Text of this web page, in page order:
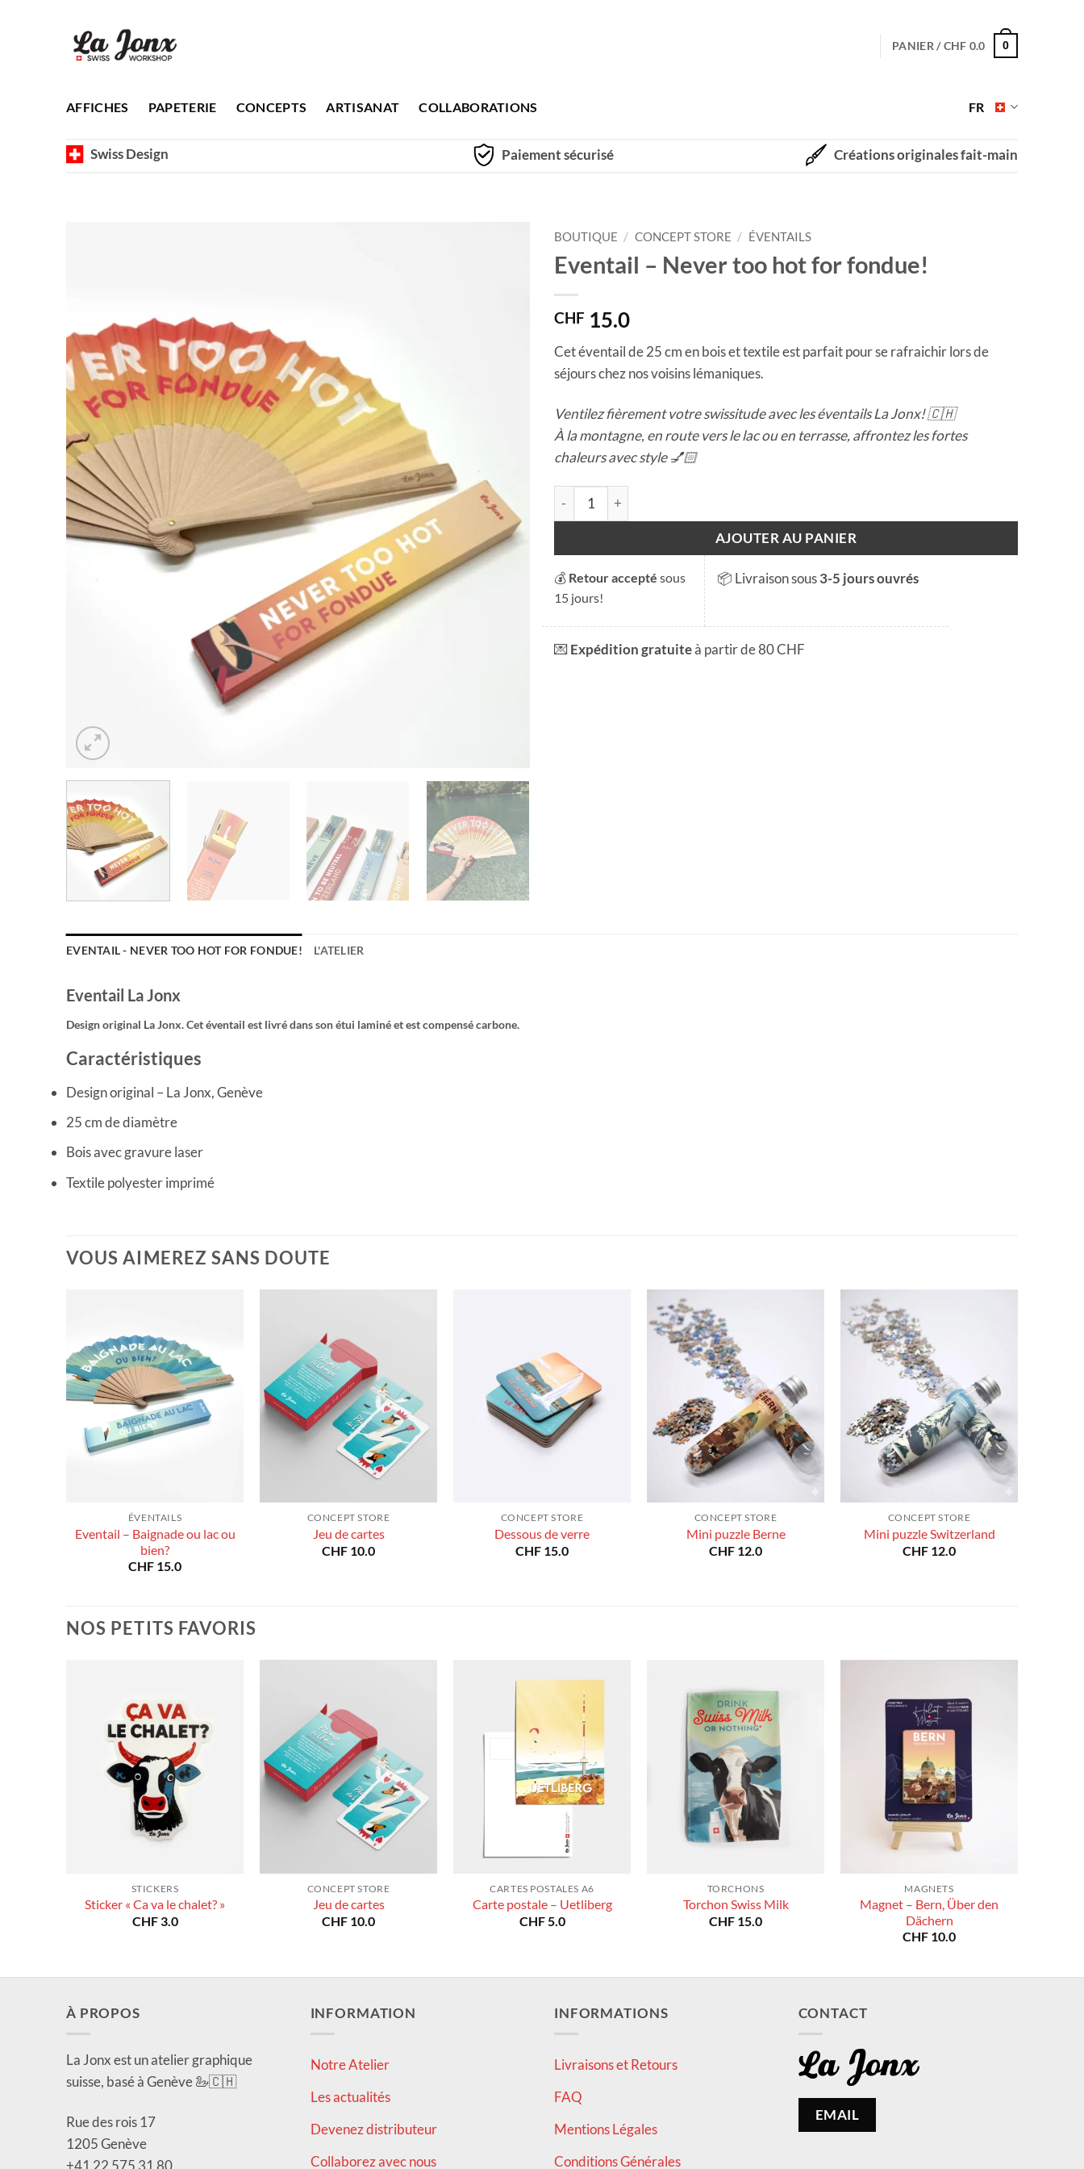
PANIER /CHF 0.0 0
AFFICHES PAPETERIE CONCEPTS ARTISANAT COLLABORATIONS FR
Swiss Design Paiement sécurisé Créations originales fait-main
BOUTIQUE / CONCEPT STORE / ÉVENTAILS
Eventail – Never too hot for fondue!
CHF 15.0
Cet éventail de 25 cm en bois et textile est parfait pour se rafraichir lors de
séjours chez nos voisins lémaniques.
Ventilez fièrement votre swissitude avec les éventails La Jonx! 🇨🇭
À la montagne, en route vers le lac ou en terrasse, affrontez les fortes
chaleurs avec style 💅🏻
quantité de Eventail - Never too hot for fondue!
AJOUTER AU PANIER
💰 Retour accepté sous
15 jours!
📦 Livraison sous3-5 jours ouvrés
💌Expédition gratuiteà partir de 80 CHF
EVENTAIL - NEVER TOO HOT FOR FONDUE! L'ATELIER
Eventail La Jonx
Design original La Jonx. Cet éventail est livré dans son étui laminé et est compensé carbone.
Caractéristiques
Design original – La Jonx, Genève
25 cm de diamètre
Bois avec gravure laser
Textile polyester imprimé
VOUS AIMEREZ SANS DOUTE
ÉVENTAILS
Eventail – Baignade ou lac ou
bien?
CHF 15.0
CONCEPT STORE
Jeu de cartes
CHF 10.0
CONCEPT STORE
Dessous de verre
CHF 15.0
CONCEPT STORE
Mini puzzle Berne
CHF 12.0
CONCEPT STORE
Mini puzzle Switzerland
CHF 12.0
NOS PETITS FAVORIS
STICKERS
Sticker « Ca va le chalet? »
CHF3.0
CONCEPT STORE
Jeu de cartes
CHF 10.0
CARTES POSTALES A6
Carte postale – Uetliberg
CHF5.0
TORCHONS
Torchon Swiss Milk
CHF 15.0
MAGNETS
Magnet – Bern, Über den
Dächern
CHF 10.0
À PROPOS
La Jonx est un atelier graphique
suisse, basé à Genève 🦢🇨🇭
Rue des rois 17
1205 Genève
+41 22 575 31 80
INFORMATION
Notre Atelier
Les actualités
Devenez distributeur
Collaborez avec nous
INFORMATIONS
Livraisons et Retours
FAQ
Mentions Légales
Conditions Générales
CONTACT
EMAIL